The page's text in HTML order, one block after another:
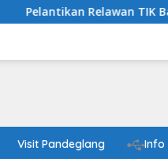
Relawan TIK Banten :
Visit Pandeglang Info